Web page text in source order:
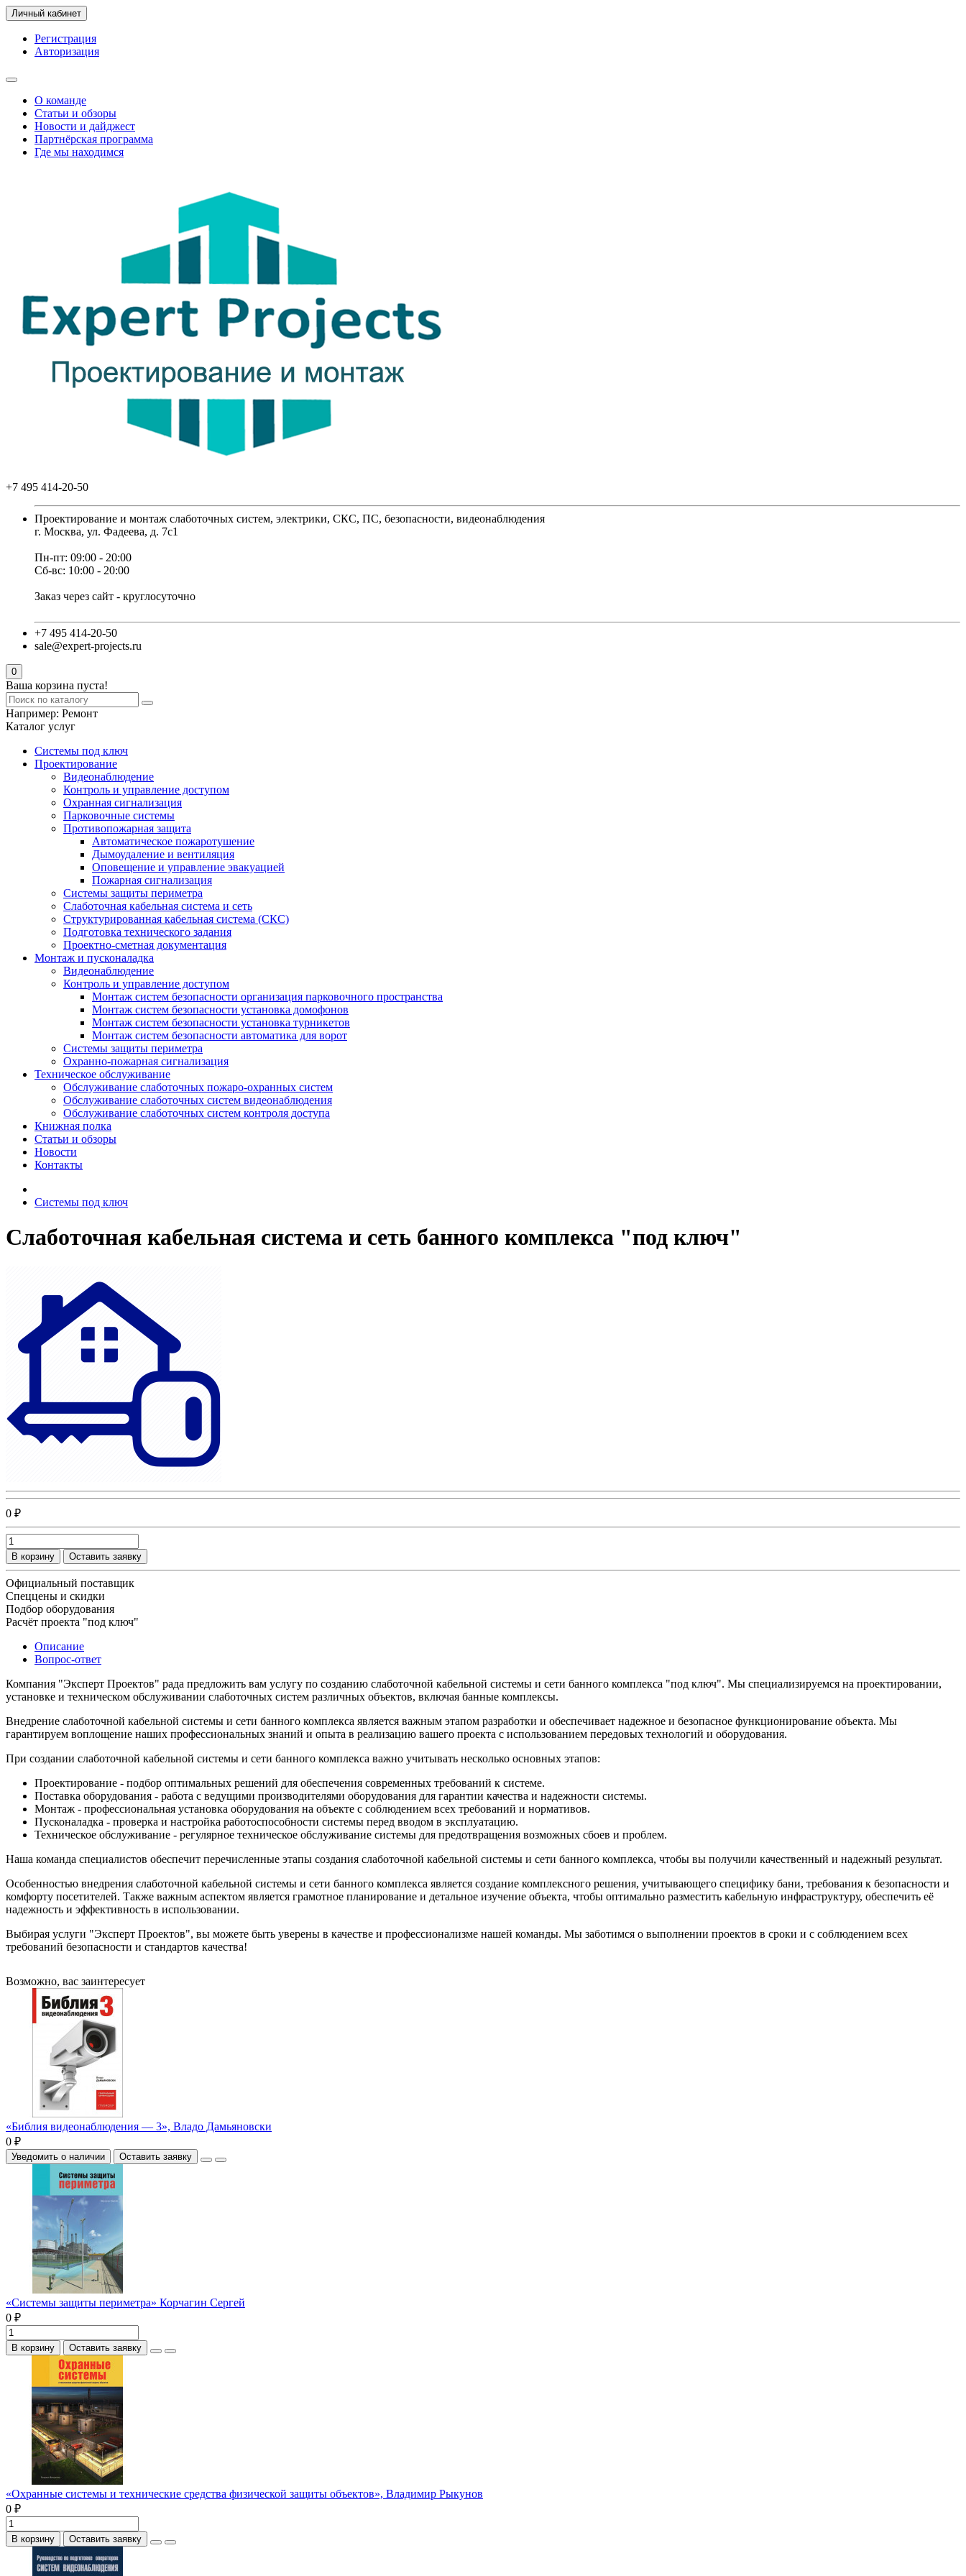
Личный кабинет
Регистрация
Авторизация
О команде
Статьи и обзоры
Новости и дайджест
Партнёрская программа
Где мы находимся
+7 495 414-20-50
Проектирование и монтаж слаботочных систем, электрики, СКС, ПС, безопасности, видеонаблюдения
г. Москва, ул. Фадеева, д. 7с1
Пн-пт: 09:00 - 20:00
Сб-вс: 10:00 - 20:00
Заказ через сайт - круглосуточно
+7 495 414-20-50
sale@expert-projects.ru
0
Ваша корзина пуста!
Например: Ремонт
Каталог услуг
Системы под ключ
Проектирование
Видеонаблюдение
Контроль и управление доступом
Охранная сигнализация
Парковочные системы
Противопожарная защита
Автоматическое пожаротушение
Дымоудаление и вентиляция
Оповещение и управление эвакуацией
Пожарная сигнализация
Системы защиты периметра
Слаботочная кабельная система и сеть
Структурированная кабельная система (СКС)
Подготовка технического задания
Проектно-сметная документация
Монтаж и пусконаладка
Видеонаблюдение
Контроль и управление доступом
Монтаж систем безопасности организация парковочного пространства
Монтаж систем безопасности установка домофонов
Монтаж систем безопасности установка турникетов
Монтаж систем безопасности автоматика для ворот
Системы защиты периметра
Охранно-пожарная сигнализация
Техническое обслуживание
Обслуживание слаботочных пожаро-охранных систем
Обслуживание слаботочных систем видеонаблюдения
Обслуживание слаботочных систем контроля доступа
Книжная полка
Статьи и обзоры
Новости
Контакты
Системы под ключ
Слаботочная кабельная система и сеть банного комплекса "под ключ"
0 ₽
В корзину Оставить заявку
Официальный поставщик
Спеццены и скидки
Подбор оборудования
Расчёт проекта "под ключ"
Описание
Вопрос-ответ
Компания "Эксперт Проектов" рада предложить вам услугу по созданию слаботочной кабельной системы и сети банного комплекса "под ключ". Мы специализируемся на проектировании,
установке и техническом обслуживании слаботочных систем различных объектов, включая банные комплексы.
Внедрение слаботочной кабельной системы и сети банного комплекса является важным этапом разработки и обеспечивает надежное и безопасное функционирование объекта. Мы
гарантируем воплощение наших профессиональных знаний и опыта в реализацию вашего проекта с использованием передовых технологий и оборудования.
При создании слаботочной кабельной системы и сети банного комплекса важно учитывать несколько основных этапов:
Проектирование - подбор оптимальных решений для обеспечения современных требований к системе.
Поставка оборудования - работа с ведущими производителями оборудования для гарантии качества и надежности системы.
Монтаж - профессиональная установка оборудования на объекте с соблюдением всех требований и нормативов.
Пусконаладка - проверка и настройка работоспособности системы перед вводом в эксплуатацию.
Техническое обслуживание - регулярное техническое обслуживание системы для предотвращения возможных сбоев и проблем.
Наша команда специалистов обеспечит перечисленные этапы создания слаботочной кабельной системы и сети банного комплекса, чтобы вы получили качественный и надежный результат.
Особенностью внедрения слаботочной кабельной системы и сети банного комплекса является создание комплексного решения, учитывающего специфику бани, требования к безопасности и
комфорту посетителей. Также важным аспектом является грамотное планирование и детальное изучение объекта, чтобы оптимально разместить кабельную инфраструктуру, обеспечить её
надежность и эффективность в использовании.
Выбирая услуги "Эксперт Проектов", вы можете быть уверены в качестве и профессионализме нашей команды. Мы заботимся о выполнении проектов в сроки и с соблюдением всех
требований безопасности и стандартов качества!
Возможно, вас заинтересует
«Библия видеонаблюдения — 3», Владо Дамьяновски
0 ₽
Уведомить о наличии Оставить заявку
«Системы защиты периметра» Корчагин Сергей
0 ₽
В корзину Оставить заявку
«Охранные системы и технические средства физической защиты объектов», Владимир Рыкунов
0 ₽
В корзину Оставить заявку